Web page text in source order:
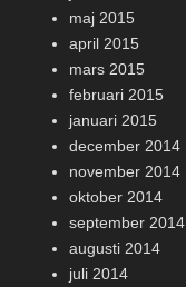
maj 2015
april 2015
mars 2015
februari 2015
januari 2015
december 2014
november 2014
oktober 2014
september 2014
augusti 2014
juli 2014